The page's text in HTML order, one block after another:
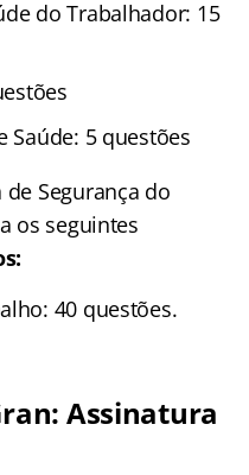
do Trabalhador: 15
Saúde: 5 questões
Segurança do
os seguintes
40 questões.
Assinatura